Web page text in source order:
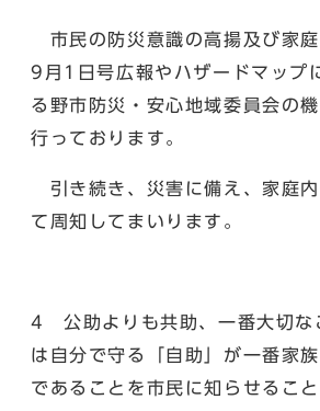
市民の防災意識の高揚及び家庭
9月1日号広報やハザードマップ
る野市防災・安心地域委員会の
行っております。
引き続き、災害に備え、家庭
て周知してまいります。
4 公助よりも共助、一番大切な
は自分で守る「自助」が一番家
であることを市民に知らせるこ